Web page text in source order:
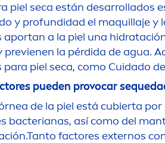
piel seca están desarrollados
y profundidad el maquillaje y
aportan a la piel una
previenen la pérdida de agua.
piel seca, como Cuidado
pueden provocar
de la piel está cubierta
bacterianas, así como del
factores externos